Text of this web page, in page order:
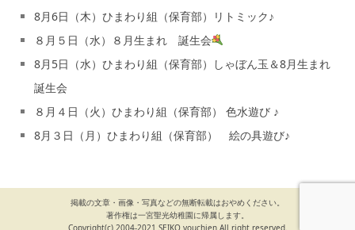
8月6日（木）ひまわり組（保育部）リトミック♪
８月５日（水）８月生まれ 誕生会
8月5日（水）ひまわり組（保育部）しゃぼん玉＆8月生まれ
誕生会
８月４日（火）ひまわり組（保育部） 色水遊び ♪
8月３日（月）ひまわり組（保育部） 絵の具遊び♪
掲載の文章・画像・写真などの無断転載はおやめください。
著作権は一宮聖光幼稚園に帰属します。
Copyright(c) 2004-2021 SEIKO youchien All right reserved.